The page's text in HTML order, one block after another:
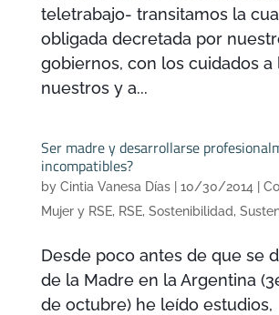
teletrabajo- transitamos la
obligada decretada por
gobiernos, con los cuidados a
nuestros y a...
Ser madre y desarrollarse
incompatibles?
by Cintia Vanesa Días| 10/30/2014
Mujer y RSE, RSE, Sostenibilidad,
Desde poco antes de que se
de la Madre en la Argentina
de octubre) he leído estudios,